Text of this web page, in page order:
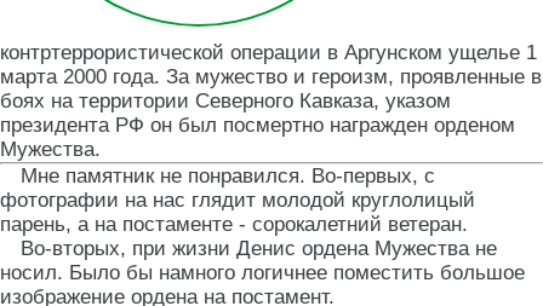
контртеррористической операции в Аргунском ущелье 1
марта 2000 года. За мужество и героизм, проявленные в
боях на территории Северного Кавказа, указом
президента РФ он был посмертно награжден орденом
Мужества.
Мне памятник не понравился. Во-первых, с
фотографии на нас глядит молодой круглолицый
парень, а на постаменте - сорокалетний ветеран.
Во-вторых, при жизни Денис ордена Мужества не
носил. Было бы намного логичнее поместить большое
изображение ордена на постамент.